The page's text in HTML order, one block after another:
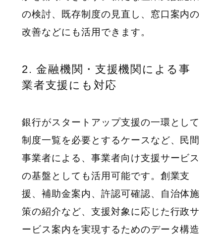
の検討、既存制度の見直し、窓口案内の
改善などにも活用できます。
2. 金融機関・支援機関による事
業者支援にも対応
銀行がスタートアップ支援の一環として
制度一覧を必要とするケースなど、民間
事業者による、事業者向け支援サービス
の基盤としても活用可能です。創業支
援、補助金案内、許認可確認、自治体施
策の紹介など、支援対象に応じた行政サ
ービス案内を実現するためのデータ構造